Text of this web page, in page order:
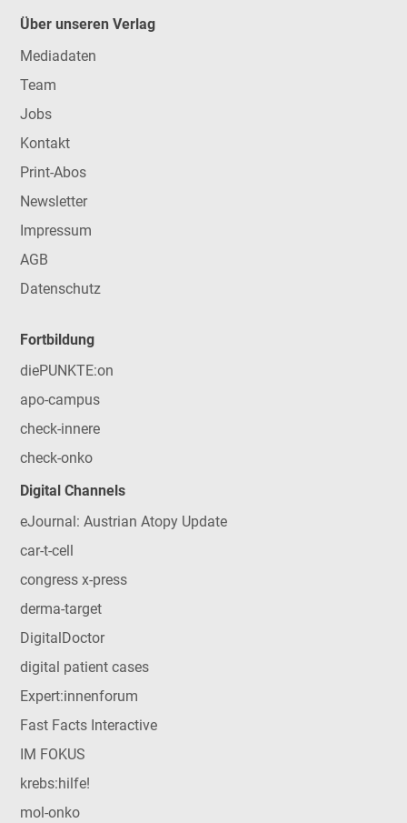
Über unseren Verlag
Mediadaten
Team
Jobs
Kontakt
Print-Abos
Newsletter
Impressum
AGB
Datenschutz
Fortbildung
diePUNKTE:on
apo-campus
check-innere
check-onko
Digital Channels
eJournal: Austrian Atopy Update
car-t-cell
congress x-press
derma-target
DigitalDoctor
digital patient cases
Expert:innenforum
Fast Facts Interactive
IM FOKUS
krebs:hilfe!
mol-onko